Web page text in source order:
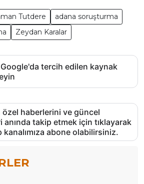
Tutdere
adana soruşturma
Zeydan Karalar
tercih edilen kaynak
özel haberlerini ve güncel
anında takip etmek için tıklayarak
abone olabilirsiniz.